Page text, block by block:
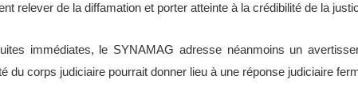
relever de la diffamation et porter atteinte à la crédibilité de la
immédiates, le SYNAMAG adresse néanmoins un
du corps judiciaire pourrait donner lieu à une réponse judiciaire